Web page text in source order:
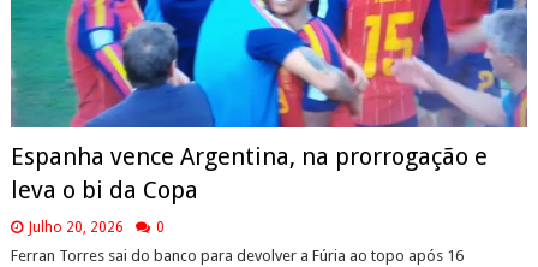
Espanha vence Argentina, na prorrogação e
leva o bi da Copa
Julho 20, 2026 0
Ferran Torres sai do banco para devolver a Fúria ao topo após 16